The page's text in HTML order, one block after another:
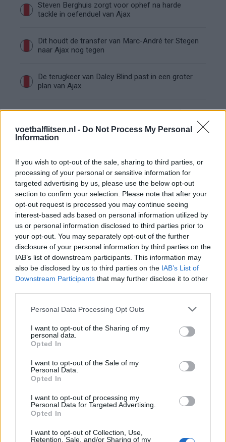
voetbalflitsen.nl - Do Not Process My Personal
Information
If you wish to opt-out of the sale, sharing to third parties, or
processing of your personal or sensitive information for
targeted advertising by us, please use the below opt-out
section to confirm your selection. Please note that after your
opt-out request is processed you may continue seeing
interest-based ads based on personal information utilized by
us or personal information disclosed to third parties prior to
your opt-out. You may separately opt-out of the further
disclosure of your personal information by third parties on the
IAB’s list of downstream participants. This information may
also be disclosed by us to third parties on the IAB’s List of
Downstream Participants that may further disclose it to other
Personal Data Processing Opt Outs
I want to opt-out of the Sharing of my
personal data.
Opted In
I want to opt-out of the Sale of my
Personal Data.
Opted In
I want to opt-out of processing my
Personal Data for Targeted Advertising.
Opted In
I want to opt-out of Collection, Use,
Retention, Sale, and/or Sharing of my
Steven Berghuis zorgt voor ophef na harde
tackle in oefenduel van Ajax
Dit houdt de transfer van Marc-André ter Stegen
naar Ajax nog tegen
De terugkeer van Daley Blind past in een groter
plan van Ajax
Kritiek op Engels van Míchel genuanceerd: ‘Ajax-
Steur kiest voor Newcastle na gemiste
duidelijkheid bij Ajax
Blind kan bij Ajax de speler naast Míchel worden
“Twente was toen niet haalbaar”: Weghorst blikt
terug op Ajax-keuze
De transferprioriteiten van Ajax worden steeds
Ajax begint voorbereiding met nederlaag: zo ziet
de route naar PEC eruit
Zo overtuigde PSV Sven Mijnans en bleef Ajax
met lege handen achter
Waarom steeds meer sleutelfiguren Ajax
verlaten
Steijn: ‘Bergwijn was niet mijn eerste keus als